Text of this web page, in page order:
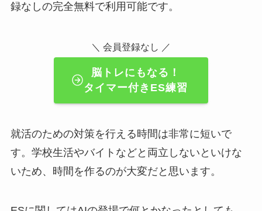
録なしの完全無料で利用可能です。
＼ 会員登録なし ／
脳トレにもなる！
タイマー付きES練習
就活のための対策を行える時間は非常に短いで
す。学校生活やバイトなどと両立しないといけな
いため、時間を作るのが大変だと思います。